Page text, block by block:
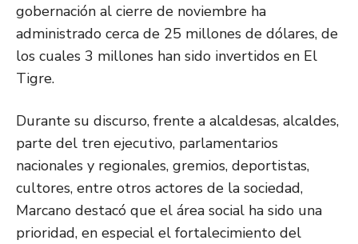
gobernación al cierre de noviembre ha
administrado cerca de 25 millones de dólares, de
los cuales 3 millones han sido invertidos en El
Tigre.
Durante su discurso, frente a alcaldesas, alcaldes,
parte del tren ejecutivo, parlamentarios
nacionales y regionales, gremios, deportistas,
cultores, entre otros actores de la sociedad,
Marcano destacó que el área social ha sido una
prioridad, en especial el fortalecimiento del